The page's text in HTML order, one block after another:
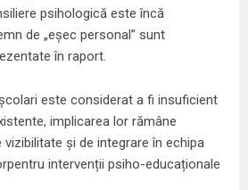
psihologică este încă
de „eșec personal” sunt
în raport.
este considerat a fi insuficient
implicarea lor rămâne
și de integrare în echipa
intervenții psiho-educaționale